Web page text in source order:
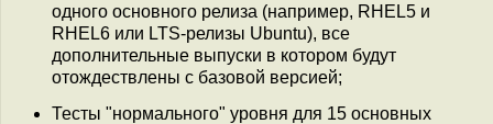
одного основного релиза (например, RHEL5 и
RHEL6 или LTS-релизы Ubuntu), все
дополнительные выпуски в котором будут
отождествлены с базовой версией;
Тесты "нормального" уровня для 15 основных